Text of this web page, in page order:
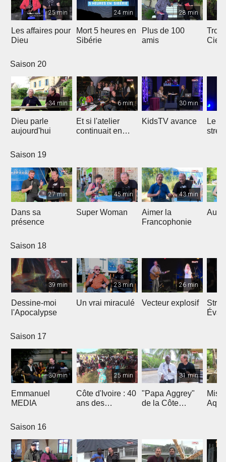
25 min
Les affaires pour
Dieu
24 min
Mort 5 heures en
Sibérie
28 min
Plus de 100
amis
Ciel
Saison 20
34 min
Dieu parle
aujourd'hui
6 min
Et si l'atelier
continuait en
30 min
KidsTV avance
Le
Saison 19
27 min
Dans sa
présence
45 min
Super Woman
43 min
Aimer la
Francophonie
Au
Saison 18
39 min
Dessine-moi
l'Apocalypse
23 min
Un vrai miraculé
26 min
Vecteur explosif
Saison 17
30 min
Emmanuel
MEDIA
25 min
Côte d'Ivoire : 40
ans des
31 min
"Papa Aggrey"
de la Côte
Saison 16